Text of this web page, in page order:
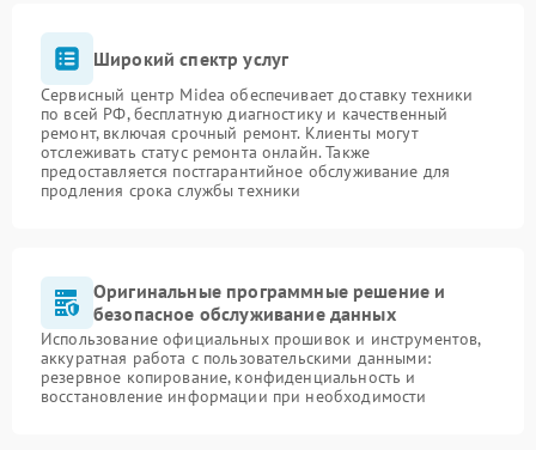
Широкий спектр услуг
Сервисный центр Midea обеспечивает доставку техники
по всей РФ, бесплатную диагностику и качественный
ремонт, включая срочный ремонт. Клиенты могут
отслеживать статус ремонта онлайн. Также
предоставляется постгарантийное обслуживание для
продления срока службы техники
Оригинальные программные решение и
безопасное обслуживание данных
Использование официальных прошивок и инструментов,
аккуратная работа с пользовательскими данными:
резервное копирование, конфиденциальность и
восстановление информации при необходимости